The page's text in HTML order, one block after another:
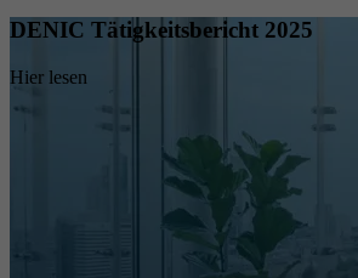
DENIC Tätigkeitsbericht 2025
Hier lesen